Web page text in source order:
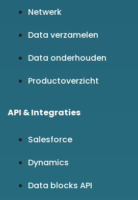
Netwerk
Data verzamelen
Data onderhouden
Productoverzicht
API & Integraties
Salesforce
Dynamics
Data blocks API